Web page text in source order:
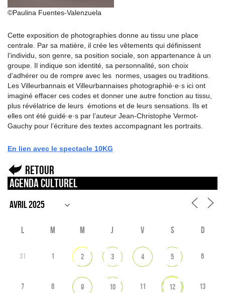
©Paulina Fuentes-Valenzuela
Cette exposition de photographies donne au tissu une place
centrale. Par sa matière, il crée les vêtements qui définissent
l’individu, son genre, sa position sociale, son appartenance à un
groupe. Il indique son identité, sa personnalité, son choix
d’adhérer ou de rompre avec les normes, usages ou traditions.
Les Villeurbannais et Villeurbannaises photographié·e·s ici ont
imaginé effacer ces codes et donner une autre fonction au tissu,
plus révélatrice de leurs émotions et de leurs sensations. Ils et
elles ont été guidé·e·s par l’auteur Jean-Christophe Vermot-
Gauchy pour l’écriture des textes accompagnant les portraits.
En lien avec le spectacle 10KG
Retour
Agenda culturel
L M M J V S D
31 1 2 3 4 5 6
7 8 9 10 11 12 13